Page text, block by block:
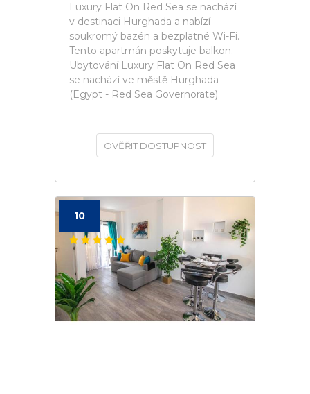
Luxury Flat On Red Sea se nachází
v destinaci Hurghada a nabízí
soukromý bazén a bezplatné Wi-Fi.
Tento apartmán poskytuje balkon.
Ubytování Luxury Flat On Red Sea
se nachází ve městě Hurghada
(Egypt - Red Sea Governorate).
OVĚŘIT DOSTUPNOST
10